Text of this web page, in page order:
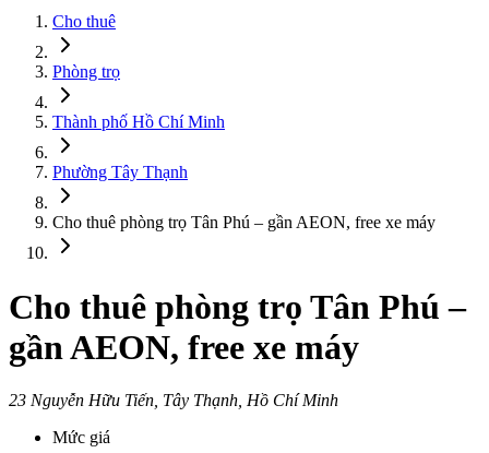
Cho thuê
Phòng trọ
Thành phố Hồ Chí Minh
Phường Tây Thạnh
Cho thuê phòng trọ Tân Phú – gần AEON, free xe máy
Cho thuê phòng trọ Tân Phú –
gần AEON, free xe máy
23 Nguyễn Hữu Tiến, Tây Thạnh, Hồ Chí Minh
Mức giá